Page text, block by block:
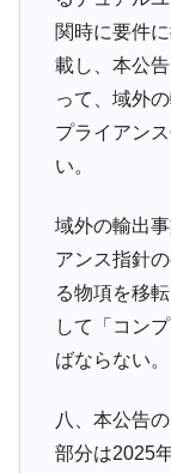
関時に要件
載し、本公
って、域外
プライアン
い。
域外の輸出
アンス指針
る物項を移
して「コン
ばならない。
八、本公告
部分は2025